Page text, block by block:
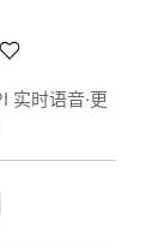
实时语音·更